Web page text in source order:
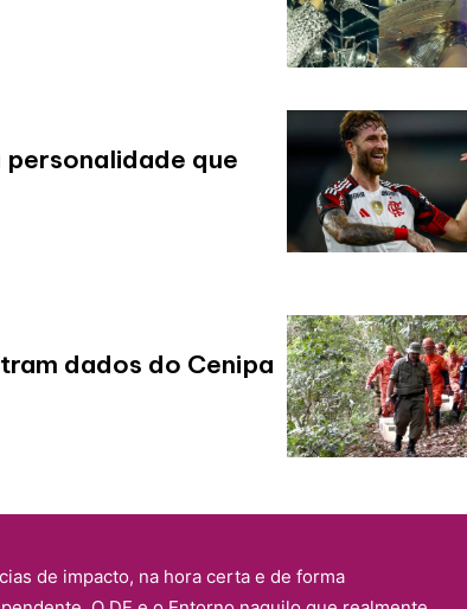
que
dados do Cenipa
de impacto, na hora certa e de forma